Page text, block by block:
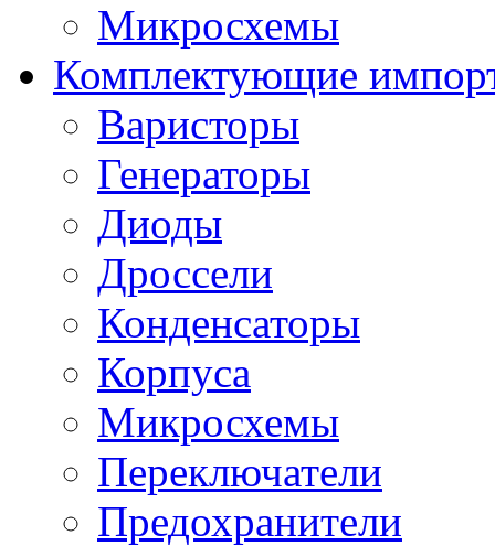
Микросхемы
Комплектующие
Варисторы
Генераторы
Диоды
Дроссели
Конденсаторы
Корпуса
Микросхемы
Переключатели
Предохранители